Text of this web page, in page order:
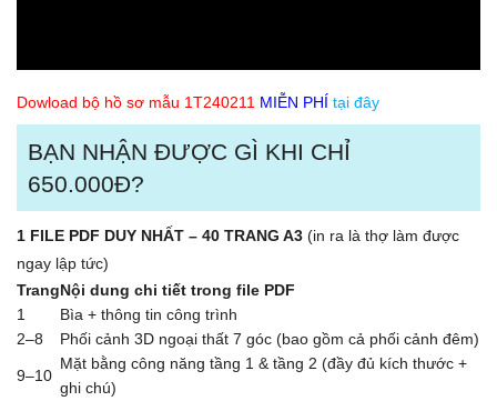
Dowload bộ hồ sơ mẫu 1T240211 MIỄN PHÍ tại đây
BẠN NHẬN ĐƯỢC GÌ KHI CHỈ
650.000Đ?
1 FILE PDF DUY NHẤT – 40 TRANG A3 (in ra là thợ làm được
ngay lập tức)
TrangNội dung chi tiết trong file PDF
1
Bìa + thông tin công trình
2–8
Phối cảnh 3D ngoại thất 7 góc (bao gồm cả phối cảnh đêm)
9–10
Mặt bằng công năng tầng 1 & tầng 2 (đầy đủ kích thước +
ghi chú)